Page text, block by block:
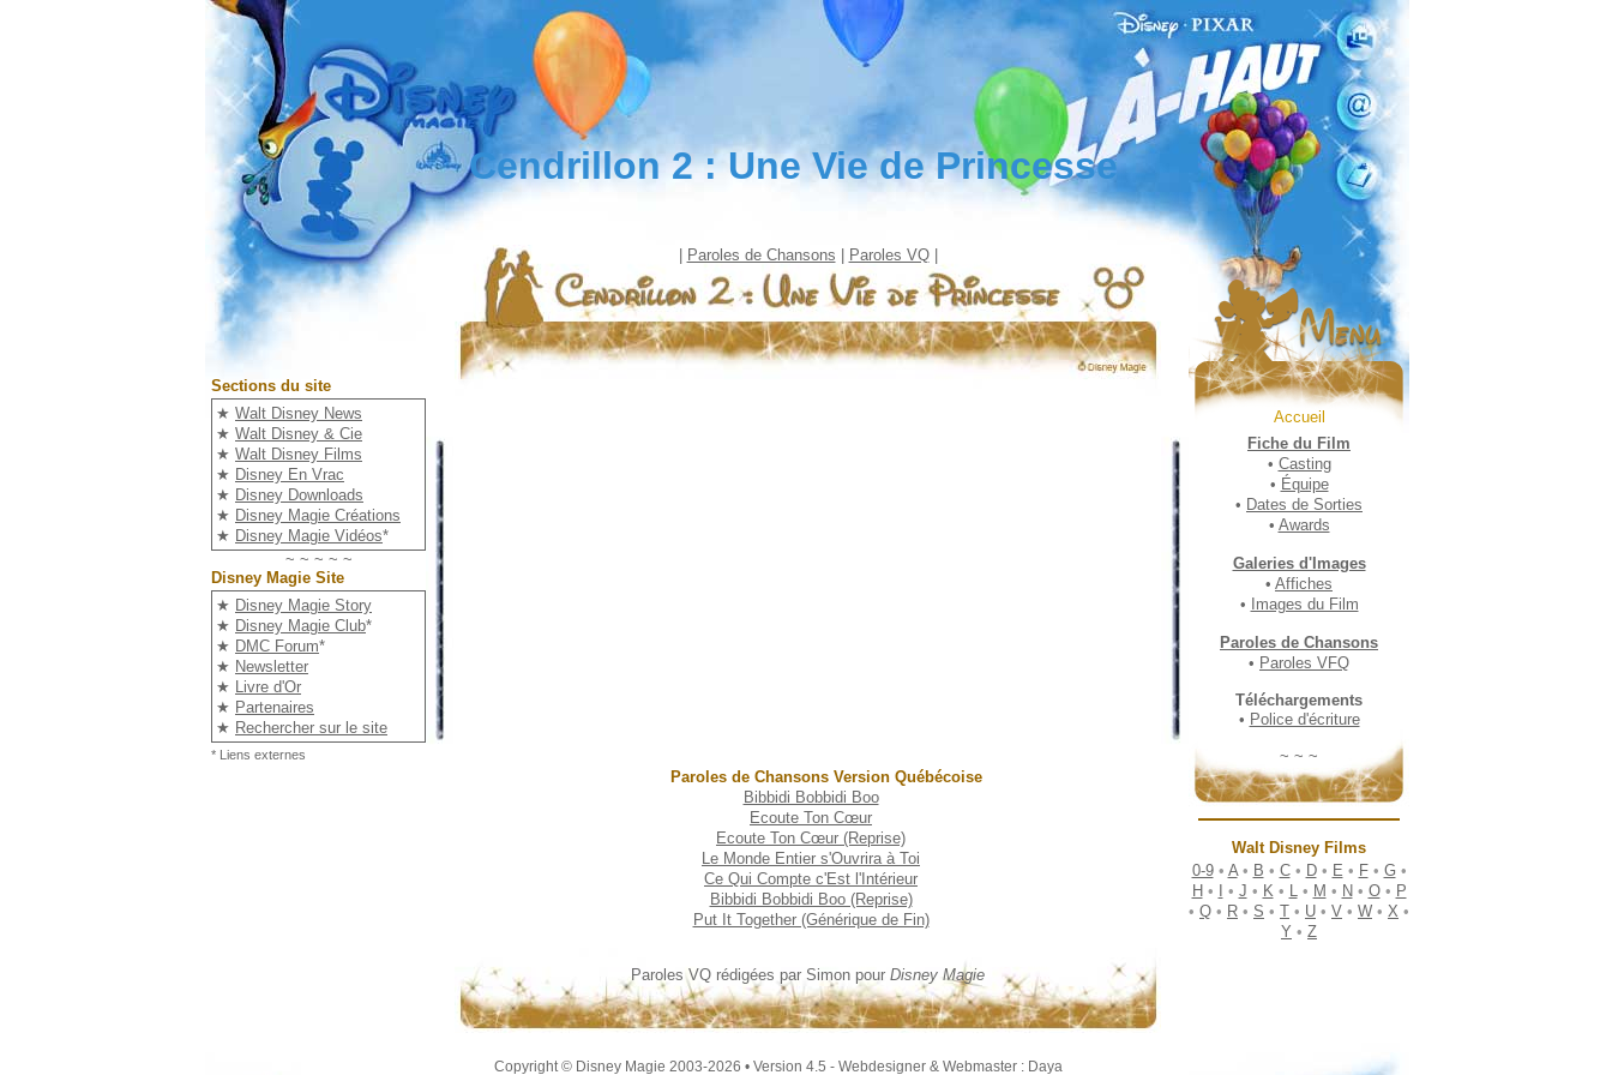
Cendrillon 2 : Une Vie de Princesse
Sections du site
★ Walt Disney News
★ Walt Disney & Cie
★ Walt Disney Films
★ Disney En Vrac
★ Disney Downloads
★ Disney Magie Créations
★ Disney Magie Vidéos*
~ ~ ~ ~ ~
Disney Magie Site
★ Disney Magie Story
★ Disney Magie Club*
★ DMC Forum*
★ Newsletter
★ Livre d'Or
★ Partenaires
★ Rechercher sur le site
* Liens externes
Paroles de Chansons Paroles VQ|
Paroles de Chansons Version Québécoise
Bibbidi Bobbidi Boo
Ecoute Ton Cœur
Ecoute Ton Cœur (Reprise)
Le Monde Entier s'Ouvrira à Toi
Ce Qui Compte c'Est l'Intérieur
Bibbidi Bobbidi Boo (Reprise)
Put It Together (Générique de Fin)
Paroles VQ rédigées par Simon pour Disney Magie
Accueil
Fiche du Film
• Casting
• Équipe
• Dates de Sorties
• Awards
Galeries d'Images
• Affiches
•
Images du Film
Paroles de Chansons
• Paroles VFQ
Téléchargements
• Police d'écriture
~ ~ ~
Walt Disney Films
0-9• A• B • C• D• E • F• G •
H • • J • K• L• M • N • O• P
• Q • R • S • T • U • V • W • X •
Y • Z
Copyright © Disney Magie 2003-2026 • Version 4.5 - Webdesigner & Webmaster : Daya